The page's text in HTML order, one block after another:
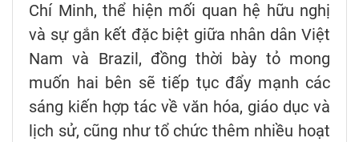
Chí Minh, thể hiện mối quan hệ hữu nghị
và sự gắn kết đặc biệt giữa nhân dân Việt
Nam và Brazil, đồng thời bày tỏ mong
muốn hai bên sẽ tiếp tục đẩy mạnh các
sáng kiến hợp tác về văn hóa, giáo dục và
lịch sử, cũng như tổ chức thêm nhiều hoạt